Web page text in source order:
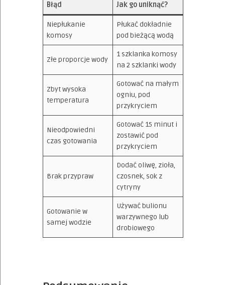
Błąd Jak go uniknąć?
Niepłukanie
komosy
Płukać dokładnie
pod bieżącą wodą
Złe proporcje wody
1 szklanka komosy
na 2 szklanki wody
Zbyt wysoka
temperatura
Gotować na małym
ogniu, pod
przykryciem
Nieodpowiedni
czas gotowania
Gotować 15 minut i
zostawić pod
przykryciem
Brak przypraw
Dodać oliwę, zioła,
czosnek, sok z
cytryny
Gotowanie w
samej wodzie
Używać bulionu
warzywnego lub
drobiowego